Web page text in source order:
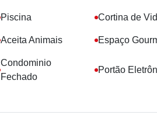
Piscina Cortina de
Aceita Animais Espaço
Condominio
Fechado
Portão